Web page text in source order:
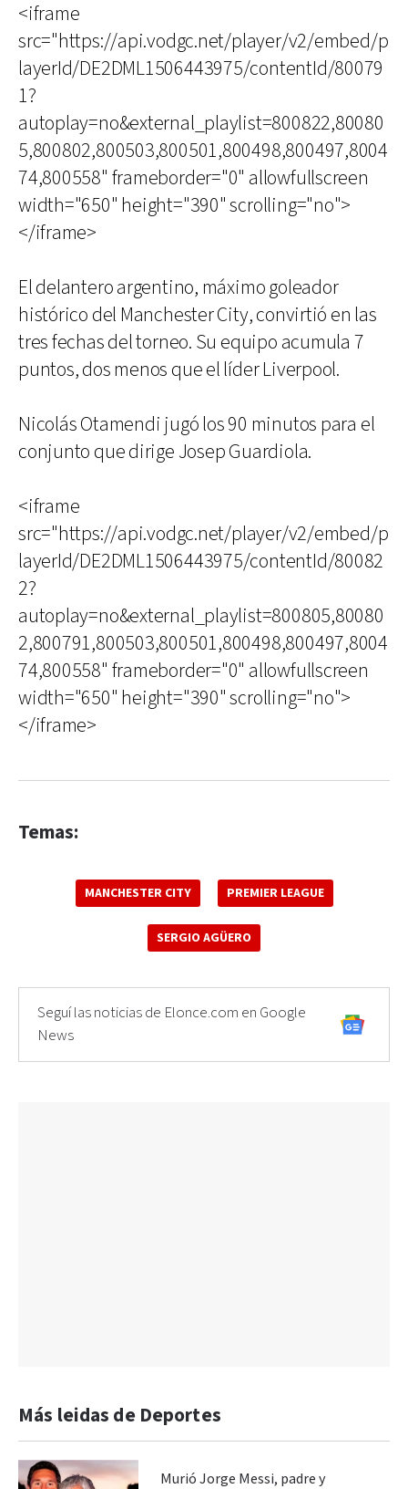
<iframe
src="https://api.vodgc.net/player/v2/embed/p
layerId/DE2DML1506443975/contentId/80079
1?
autoplay=no&external_playlist=800822,80080
5,800802,800503,800501,800498,800497,8004
74,800558" frameborder="0" allowfullscreen
width="650" height="390" scrolling="no">
</iframe>
El delantero argentino, máximo goleador
histórico del Manchester City, convirtió en las
tres fechas del torneo. Su equipo acumula 7
puntos, dos menos que el líder Liverpool.
Nicolás Otamendi jugó los 90 minutos para el
conjunto que dirige Josep Guardiola.
<iframe
src="https://api.vodgc.net/player/v2/embed/p
layerId/DE2DML1506443975/contentId/80082
2?
autoplay=no&external_playlist=800805,80080
2,800791,800503,800501,800498,800497,8004
74,800558" frameborder="0" allowfullscreen
width="650" height="390" scrolling="no">
</iframe>
Temas:
MANCHESTER CITY PREMIER LEAGUE
SERGIO AGÜERO
Seguí las noticias de Elonce.com en Google
News
Más leidas de Deportes
Murió Jorge Messi, padre y